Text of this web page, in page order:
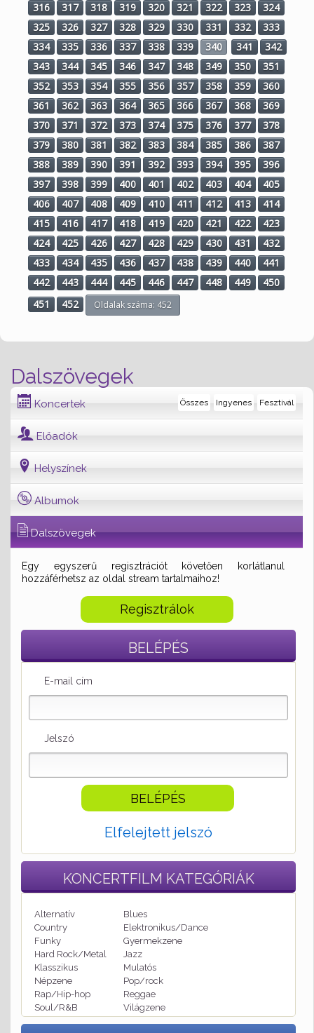
Dalszövegek
Koncertek Fesztivál
Ingyenes
Összes
Előadók
Helyszínek
Albumok
Dalszövegek
Egy egyszerű regisztrációt követően korlátlanul
hozzáférhetsz az oldal stream tartalmaihoz!
Regisztrálok
BELÉPÉS
E-mail cím
Jelszó
Elfelejtett jelszó
KONCERTFILM KATEGÓRIÁK
Alternatív
Blues
Country
Elektronikus/Dance
Funky
Gyermekzene
Hard Rock/Metal
Jazz
Klasszikus
Mulatós
Népzene
Pop/rock
Rap/Hip-hop
Reggae
Soul/R&B
Világzene
316
317 318 319 320 321 322 323
324
325
326 327 328 329 330 331 332
333
334
335 336 337 338 339 340 341
342
343
344 345 346 347 348 349 350
351
352
353 354 355 356 357 358 359
360
361
362 363 364 365 366 367 368
369
370
371 372 373 374 375 376 377
378
379
380 381 382 383 384 385 386
387
388
389 390 391 392 393 394 395
396
397
398 399 400 401 402 403 404
405
406
407 408 409 410 411 412 413
414
415
416 417 418 419 420 421 422
423
424
425 426 427 428 429 430 431
432
433
434 435 436 437 438 439 440
441
442
443 444 445 446 447 448 449
450
451
452 Oldalak száma: 452